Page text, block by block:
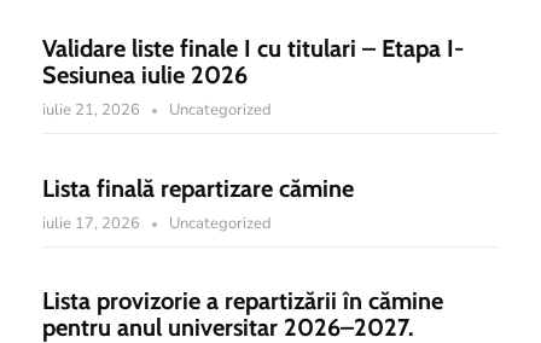
Validare liste finale I cu titulari – Etapa I-
Sesiunea iulie 2026
iulie 21, 2026 Uncategorized
Lista finală repartizare cămine
iulie 17, 2026 Uncategorized
Lista provizorie a repartizării în cămine
pentru anul universitar 2026–2027.